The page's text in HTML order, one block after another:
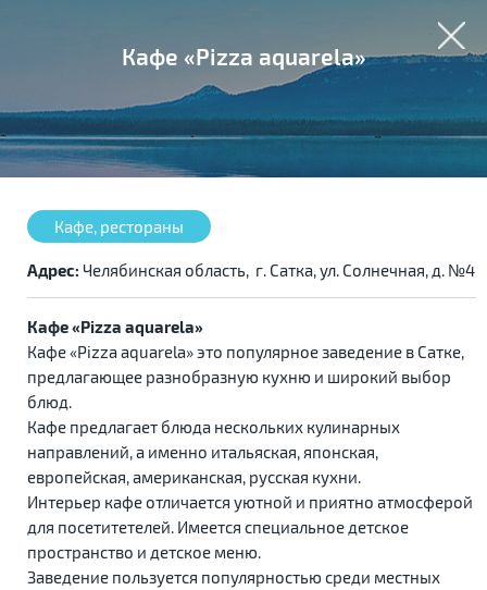
Кафе «Pizza aquarela»
Кафе, рестораны
Адрес: Челябинская область, г. Сатка, ул. Солнечная, д. №4
Кафе «Pizza aquarela»
Кафе «Pizza aquarela» это популярное заведение в Сатке,
предлагающее разнобразную кухню и широкий выбор
блюд.
Кафе предлагает блюда нескольких кулинарных
направлений, а именно итальяская, японская,
европейская, американская, русская кухни.
Интерьер кафе отличается уютной и приятно атмосферой
для посетитетелей. Имеется специальное детское
пространство и детское меню.
Заведение пользуется популярностью среди местных